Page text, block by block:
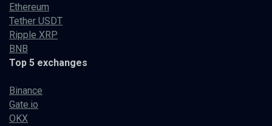
Ethereum
Tether USDT
Ripple XRP
BNB
Top 5 exchanges
Binance
Gate.io
OKX